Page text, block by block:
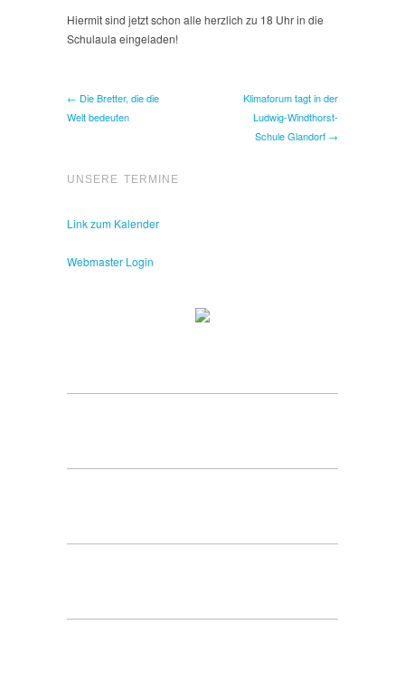
Hiermit sind jetzt schon alle herzlich zu 18 Uhr in die
Schulaula eingeladen!
← Die Bretter, die die
Welt bedeuten
Klimaforum tagt in der
Ludwig-Windthorst-
Schule Glandorf →
UNSERE TERMINE
Link zum Kalender
Webmaster Login